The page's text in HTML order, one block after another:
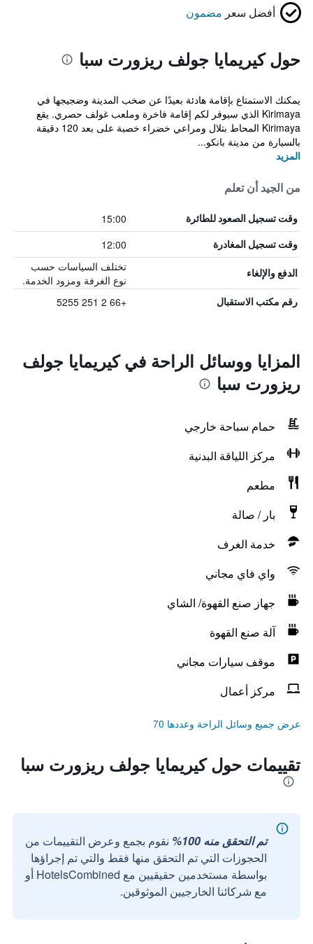
أفضل سعر مضمون
حول كيريمايا جولف ريزورت سبا
يمكنك الاستمتاع بإقامة هادئة بعيدًا عن صخب المدينة وضجيجها في
Kirimaya الذي سيوفر لكم إقامة فاخرة وملعب غولف حصري. يقع
Kirimaya المحاط بتلال ومراعي خضراء خصبة على بعد 120 دقيقة
بالسيارة من مدينة بانكو...
المزيد
من الجيد أن تعلم
وقت تسجيل الصعود للطائرة 15:00
وقت تسجيل المغادرة 12:00
الدفع والإلغاء
تختلف السياسات حسب
نوع الغرفة ومزود الخدمة.
رقم مكتب الاستقبال +66 2 251 5255
المزايا ووسائل الراحة في كيريمايا جولف
ريزورت سبا
حمام سباحة خارجي
مركز اللياقة البدنية
مطعم
بار / صالة
خدمة الغرف
واي فاي مجاني
جهاز صنع القهوة/ الشاي
آلة صنع القهوة
موقف سيارات مجاني
مركز أعمال
عرض جميع وسائل الراحة وعددها 70
تقييمات حول كيريمايا جولف ريزورت سبا
تم التحقق منه 100%
نقوم بجمع وعرض التقييمات من
الحجوزات التي تم التحقق منها فقط والتي تم إجراؤها
بواسطة مستخدمين حقيقيين مع HotelsCombined أو
مع شركائنا الخارجيين الموثوقين.